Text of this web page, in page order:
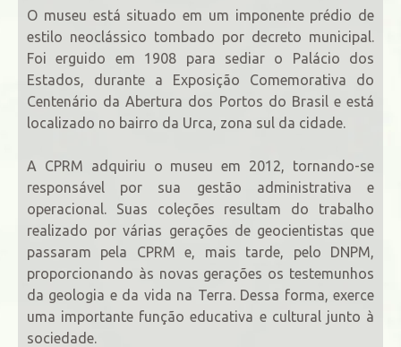
O museu está situado em um imponente prédio de
estilo neoclássico tombado por decreto municipal.
Foi erguido em 1908 para sediar o Palácio dos
Estados, durante a Exposição Comemorativa do
Centenário da Abertura dos Portos do Brasil e está
localizado no bairro da Urca, zona sul da cidade.
A CPRM adquiriu o museu em 2012, tornando-se
responsável por sua gestão administrativa e
operacional. Suas coleções resultam do trabalho
realizado por várias gerações de geocientistas que
passaram pela CPRM e, mais tarde, pelo DNPM,
proporcionando às novas gerações os testemunhos
da geologia e da vida na Terra. Dessa forma, exerce
uma importante função educativa e cultural junto à
sociedade.